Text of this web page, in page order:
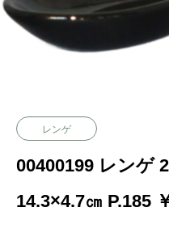
レンゲ
00400199 レンゲ
14.3×4.7㎝ P.185